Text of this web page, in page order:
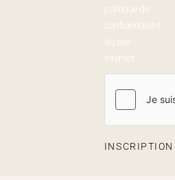
politique de
confidentialité
du site
internet